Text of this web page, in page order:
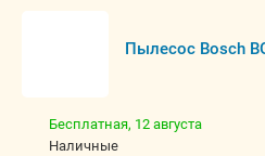
Пылесос Bosch
Бесплатная, 12 августа
наличные